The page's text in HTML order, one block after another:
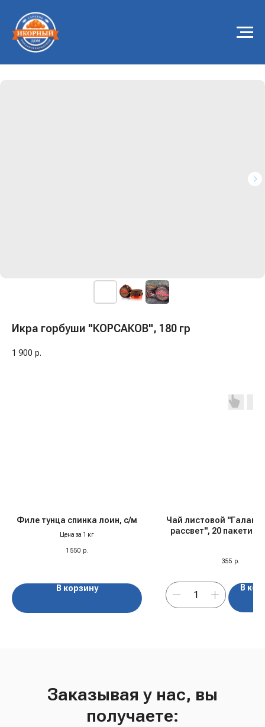
Икра горбуши "КОРСАКОВ", 180 гр
1 900 р.
Филе тунца спинка лоин, с/м
Цена за 1 кг
1 550 р.
В корзину
Чай листовой
рассвет", 20
355 р.
В
Заказывая у нас, вы
получаете: